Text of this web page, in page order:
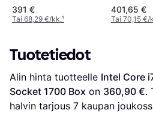
Box
391 €
Tai 68,29 €/kk.¹
Tray
401,65 €
Tai 70,15 €/
Tuotetiedot
Alin hinta tuotteelle Intel Core
Socket 1700 Box on 360,90 €.
halvin tarjous 7 kaupan